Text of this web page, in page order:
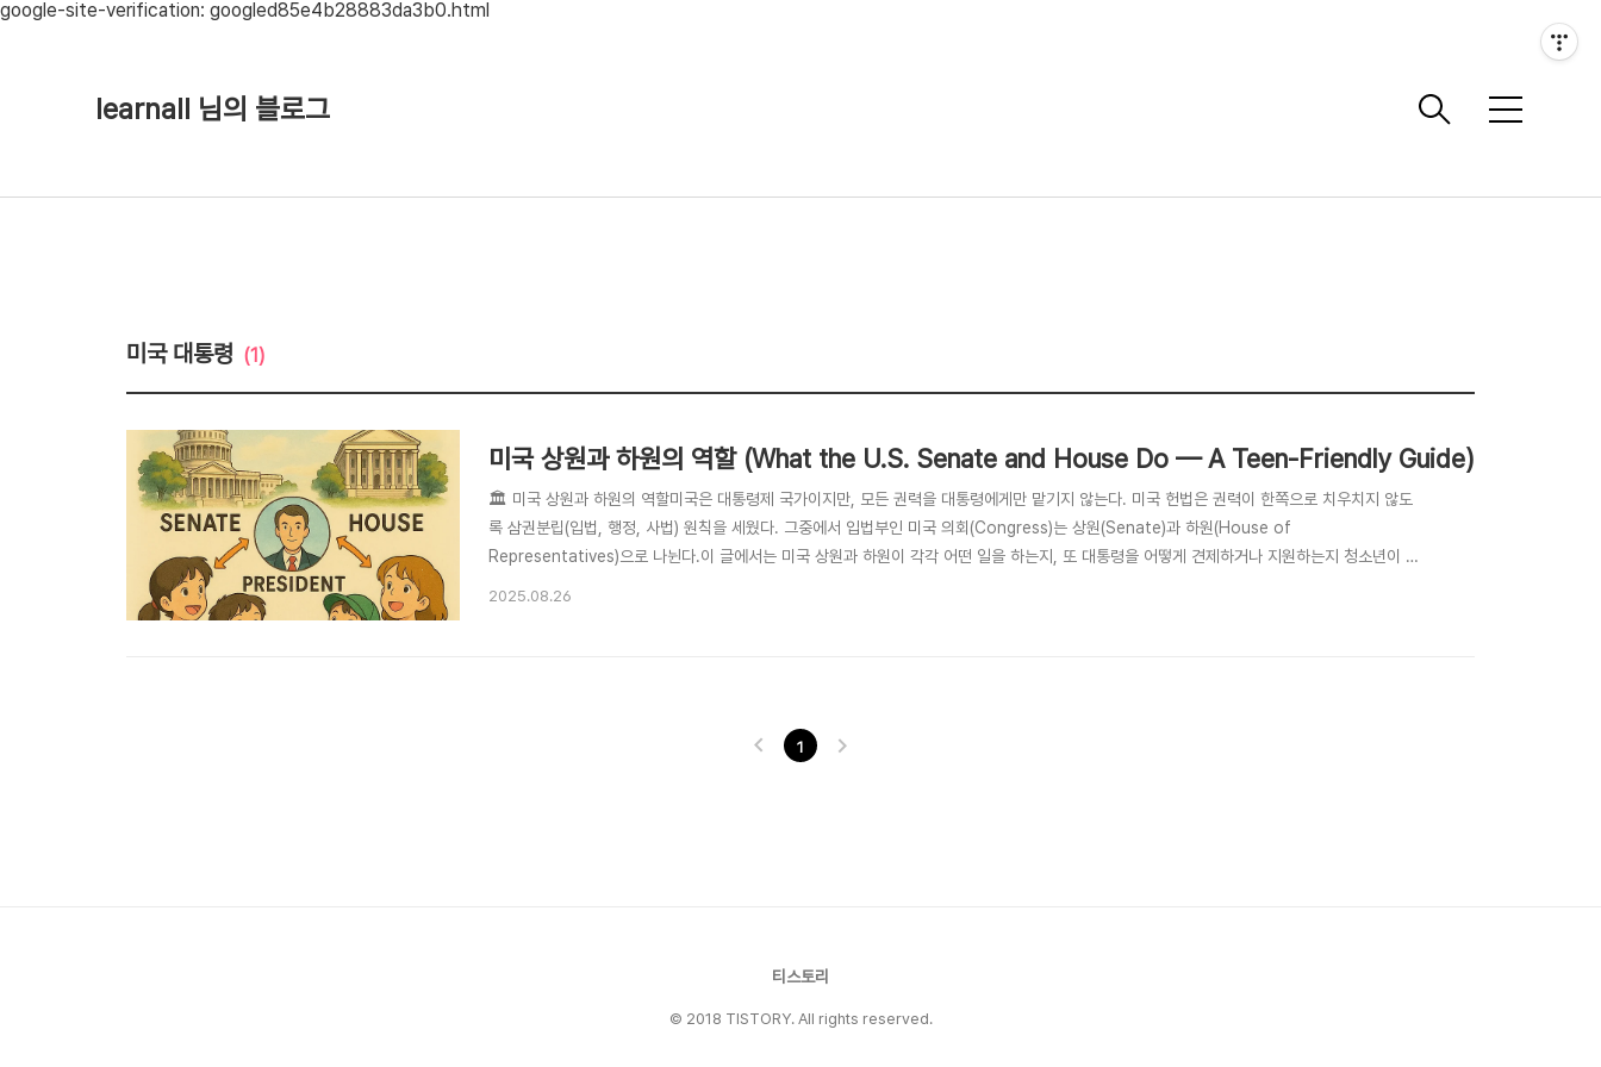
google-site-verification: googled85e4b28883da3b0.html
learnall 님의 블로그
메
미국 대통령 (1)
미국 상원과 하원의 역할 (What the U.S. Senate and House Do — A Teen-Friendly Guide)
🏛️ 미국 상원과 하원의 역할미국은 대통령제 국가이지만, 모든 권력을 대통령에게만 맡기지 않는다. 미국 헌법은 권력이 한쪽으로 치우치지 않도
록 삼권분립(입법, 행정, 사법) 원칙을 세웠다. 그중에서 입법부인 미국 의회(Congress)는 상원(Senate)과 하원(House of
Representatives)으로 나뉜다.이 글에서는 미국 상원과 하원이 각각 어떤 일을 하는지, 또 대통령을 어떻게 견제하거나 지원하는지 청소년이 이
2025.08.26
1
티스토리
© 2018 TISTORY. All rights reserved.